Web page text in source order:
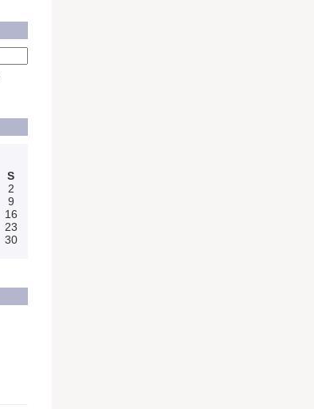
S
2
9
16
23
30